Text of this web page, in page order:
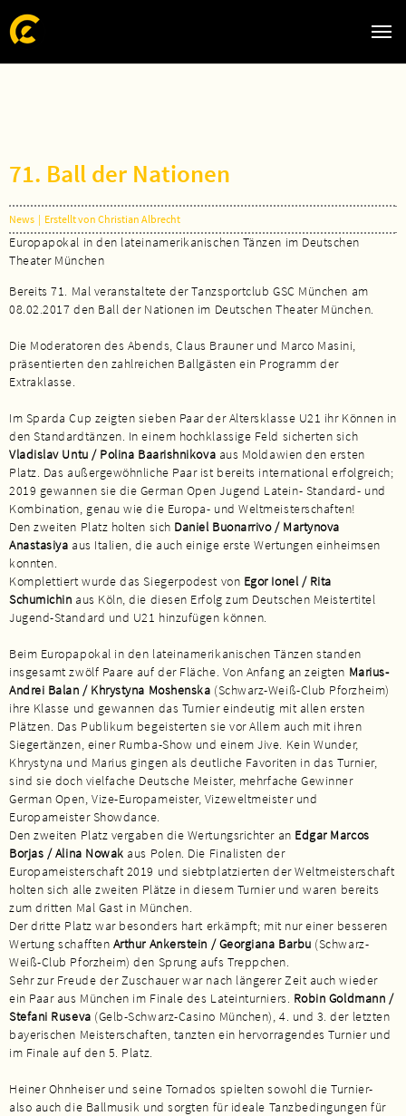
Zum Hauptinhalt springen
Skip to page footer
71. Ball der Nationen
News | Erstellt von Christian Albrecht
Europapokal in den lateinamerikanischen Tänzen im Deutschen
Theater München
Bereits 71. Mal veranstaltete der Tanzsportclub GSC München am
08.02.2017 den Ball der Nationen im Deutschen Theater München.
Die Moderatoren des Abends, Claus Brauner und Marco Masini,
präsentierten den zahlreichen Ballgästen ein Programm der
Extraklasse.
Im Sparda Cup zeigten sieben Paar der Altersklasse U21 ihr Können in
den Standardtänzen. In einem hochklassige Feld sicherten sich
Vladislav Untu / Polina Baarishnikova aus Moldawien den ersten
Platz. Das außergewöhnliche Paar ist bereits international erfolgreich;
2019 gewannen sie die German Open Jugend Latein- Standard- und
Kombination, genau wie die Europa- und Weltmeisterschaften!
Den zweiten Platz holten sich Daniel Buonarrivo / Martynova
Anastasiya aus Italien, die auch einige erste Wertungen einheimsen
konnten.
Komplettiert wurde das Siegerpodest von Egor Ionel / Rita
Schumichin aus Köln, die diesen Erfolg zum Deutschen Meistertitel
Jugend-Standard und U21 hinzufügen können.
Beim Europapokal in den lateinamerikanischen Tänzen standen
insgesamt zwölf Paare auf der Fläche. Von Anfang an zeigten Marius-
Andrei Balan / Khrystyna Moshenska (Schwarz-Weiß-Club Pforzheim)
ihre Klasse und gewannen das Turnier eindeutig mit allen ersten
Plätzen. Das Publikum begeisterten sie vor Allem auch mit ihren
Siegertänzen, einer Rumba-Show und einem Jive. Kein Wunder,
Khrystyna und Marius gingen als deutliche Favoriten in das Turnier,
sind sie doch vielfache Deutsche Meister, mehrfache Gewinner
German Open, Vize-Europameister, Vizeweltmeister und
Europameister Showdance.
Den zweiten Platz vergaben die Wertungsrichter an Edgar Marcos
Borjas / Alina Nowak aus Polen. Die Finalisten der
Europameisterschaft 2019 und siebtplatzierten der Weltmeisterschaft
holten sich alle zweiten Plätze in diesem Turnier und waren bereits
zum dritten Mal Gast in München.
Der dritte Platz war besonders hart erkämpft; mit nur einer besseren
Wertung schafften Arthur Ankerstein / Georgiana Barbu (Schwarz-
Weiß-Club Pforzheim) den Sprung aufs Treppchen.
Sehr zur Freude der Zuschauer war nach längerer Zeit auch wieder
ein Paar aus München im Finale des Lateinturniers. Robin Goldmann /
Stefani Ruseva (Gelb-Schwarz-Casino München), 4. und 3. der letzten
bayerischen Meisterschaften, tanzten ein hervorragendes Turnier und
im Finale auf den 5. Platz.
Heiner Ohnheiser und seine Tornados spielten sowohl die Turnier-
also auch die Ballmusik und sorgten für ideale Tanzbedingungen für